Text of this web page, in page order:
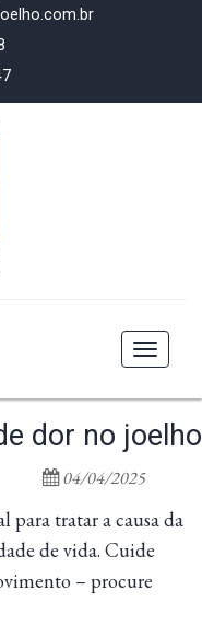
Toggle
dor no joelho
04/04/2025
para tratar a causa da
de vida. Cuide
– procure